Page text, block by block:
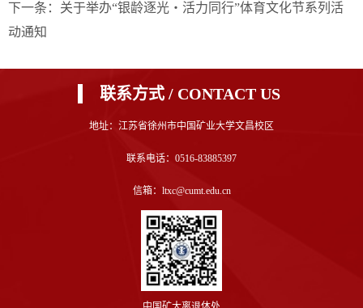
下一条：关于举办“银龄逐光・活力同行”体育文化节系列活
动通知
联系方式 / CONTACT US
地址：江苏省徐州市中国矿业大学文昌校区
联系电话：0516-83885397
信箱：ltxc@cumt.edu.cn